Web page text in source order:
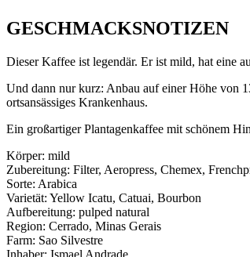
GESCHMACKSNOTIZEN
Dieser Kaffee ist legendär. Er ist mild, hat eine
Und dann nur kurz: Anbau auf einer Höhe von
ortsansässiges Krankenhaus.
Ein großartiger Plantagenkaffee mit schönem
Körper: mild
Zubereitung: Filter, Aeropress, Chemex,
Sorte: Arabica
Varietät: Yellow Icatu, Catuai, Bourbon
Aufbereitung: pulped natural
Region: Cerrado, Minas Gerais
Farm: Sao Silvestre
Inhaber: Ismael Andrade